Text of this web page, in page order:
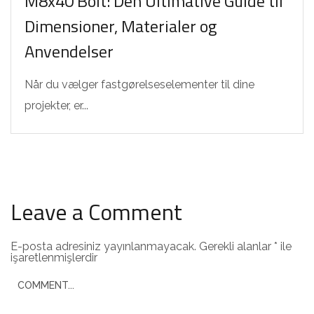
Dimensioner, Materialer og
Anvendelser
Når du vælger fastgørelseselementer til dine
projekter, er...
Leave a Comment
E-posta adresiniz yayınlanmayacak. Gerekli alanlar * ile
işaretlenmişlerdir